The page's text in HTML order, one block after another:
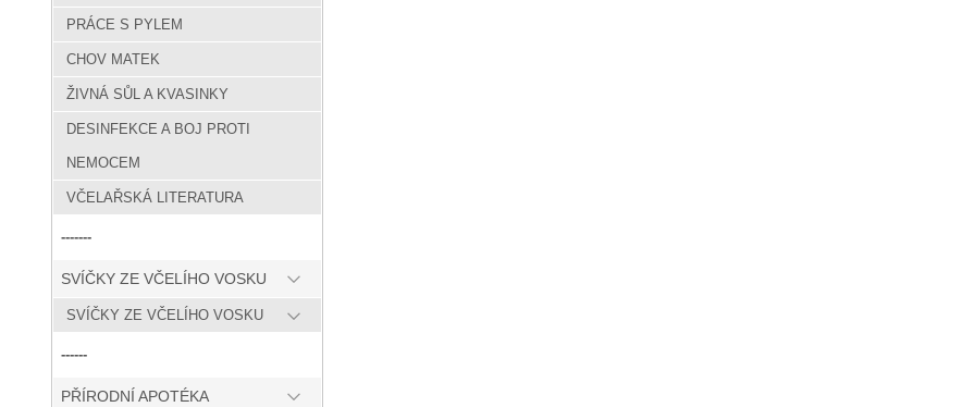
PRÁCE S PYLEM
CHOV MATEK
ŽIVNÁ SŮL A KVASINKY
DESINFEKCE A BOJ PROTI
NEMOCEM
VČELAŘSKÁ LITERATURA
-------
SVÍČKY ZE VČELÍHO VOSKU
SVÍČKY ZE VČELÍHO VOSKU
------
PŘÍRODNÍ APOTÉKA